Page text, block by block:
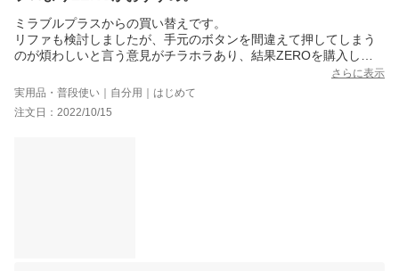
ミラブルプラスからの買い替えです。
リファも検討しましたが、手元のボタンを間違えて押してしまう
のが煩わしいと言う意見がチラホラあり、結果ZEROを購入しま
プラスは、お湯を止めてから、シャワーヘッド内のお湯がポタポ
タと垂れ続けるのが不快でしたが、ZEROはあまり残留水が無
く、この点は良かったです。
さらに表示
実用品・普段使い｜自分用｜はじめて
注文日：2022/10/15